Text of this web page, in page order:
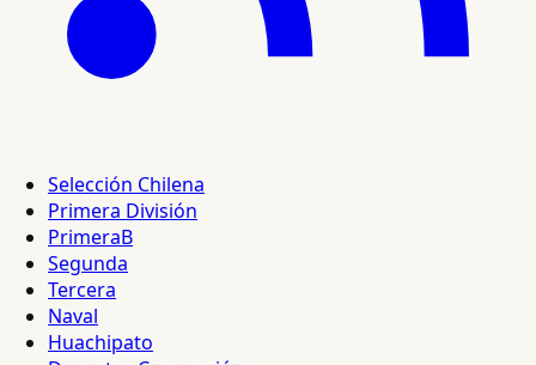
Selección Chilena
Primera División
PrimeraB
Segunda
Tercera
Naval
Huachipato